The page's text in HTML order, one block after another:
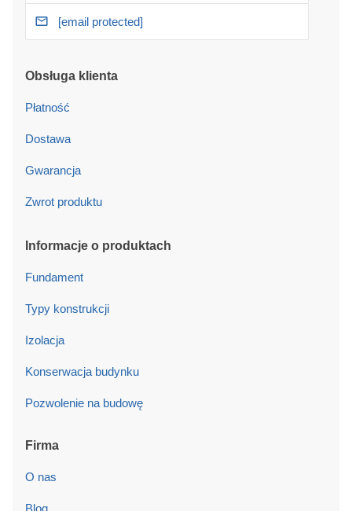
[email protected]
Obsługa klienta
Płatność
Dostawa
Gwarancja
Zwrot produktu
Informacje o produktach
Fundament
Typy konstrukcji
Izolacja
Konserwacja budynku
Pozwolenie na budowę
Firma
O nas